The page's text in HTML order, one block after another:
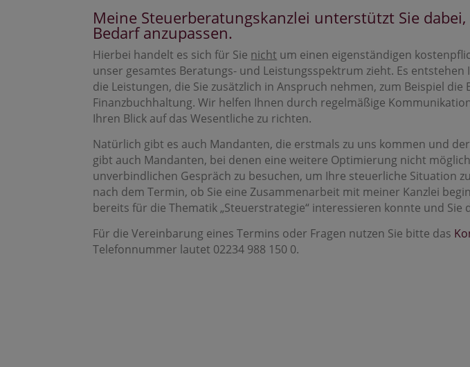
Meine Steuerberatungskanzlei unterstützt Sie
Bedarf anzupassen.
Hierbei handelt es sich für Sie nicht um einen eigenständigen
unser gesamtes Beratungs- und Leistungsspektrum zieht. Es
die Leistungen, die Sie zusätzlich in Anspruch nehmen, zum Beispiel
Finanzbuchhaltung. Wir helfen Ihnen durch regelmäßige
Ihren Blick auf das Wesentliche zu richten.
Natürlich gibt es auch Mandanten, die erstmals zu uns kommen und
gibt auch Mandanten, bei denen eine weitere Optimierung nicht
unverbindlichen Gespräch zu besuchen, um Ihre steuerliche Situation
nach dem Termin, ob Sie eine Zusammenarbeit mit meiner Kanzlei
bereits für die Thematik „Steuerstrategie“ interessieren konnte und
Für die Vereinbarung eines Termins oder Fragen nutzen Sie bitte das
Telefonnummer lautet 02234 988 150 0.